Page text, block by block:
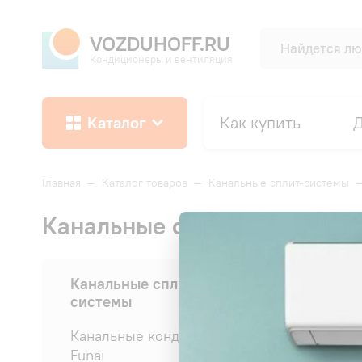
VOZDUHOFF.RU
Кондиционеры и вентиляция
Каталог Как купить
Главная — Каталог товаров — Канальные сплит-системы —
Канальные сплит-системы
Канальные сплит-
системы
Канальные кондиционеры
Funai